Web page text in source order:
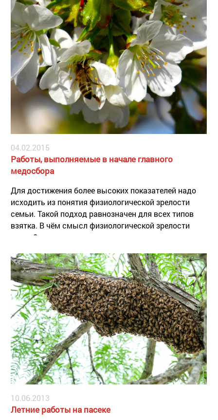
возможна.
04.02.2015
Работы, выполняемые в начале главного
медосбора
Для достижения более высоких показателей надо
исходить из понятия физиологической зрелости
семьи. Такой подход равнозначен для всех типов
взятка. В чём смысл физиологической зрелости
семьи?
10.06.2013
Летние работы на пасеке